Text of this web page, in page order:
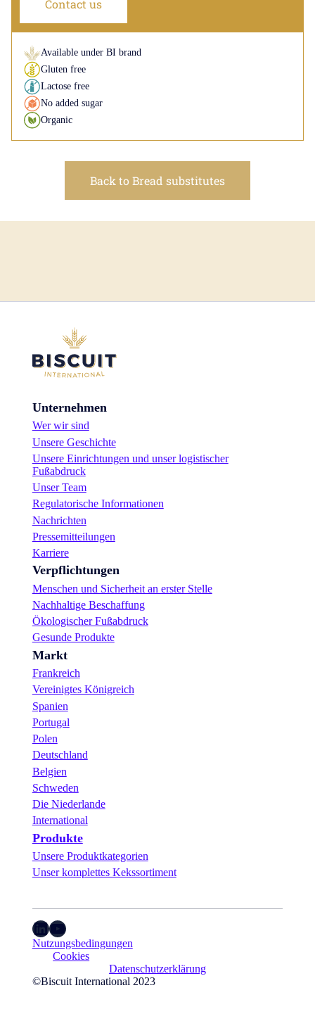
Contact us
Available under BI brand
Gluten free
Lactose free
No added sugar
Organic
Back to Bread substitutes
Unternehmen
Wer wir sind
Unsere Geschichte
Unsere Einrichtungen und unser logistischer
Fußabdruck
Unser Team
Regulatorische Informationen
Nachrichten
Pressemitteilungen
Karriere
Verpflichtungen
Menschen und Sicherheit an erster Stelle
Nachhaltige Beschaffung
Ökologischer Fußabdruck
Gesunde Produkte
Markt
Frankreich
Vereinigtes Königreich
Spanien
Portugal
Polen
Deutschland
Belgien
Schweden
Die Niederlande
International
Produkte
Unsere Produktkategorien
Unser komplettes Kekssortiment
LinkedIn YouTube
Nutzungsbedingungen
Cookies
Datenschutzerklärung
©Biscuit International 2023